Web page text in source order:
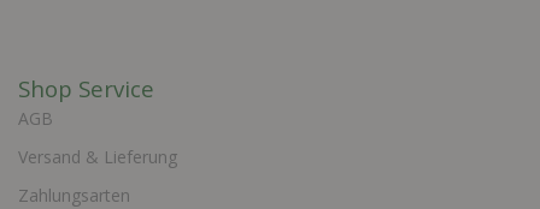
Shop Service
AGB
Versand & Lieferung
Zahlungsarten